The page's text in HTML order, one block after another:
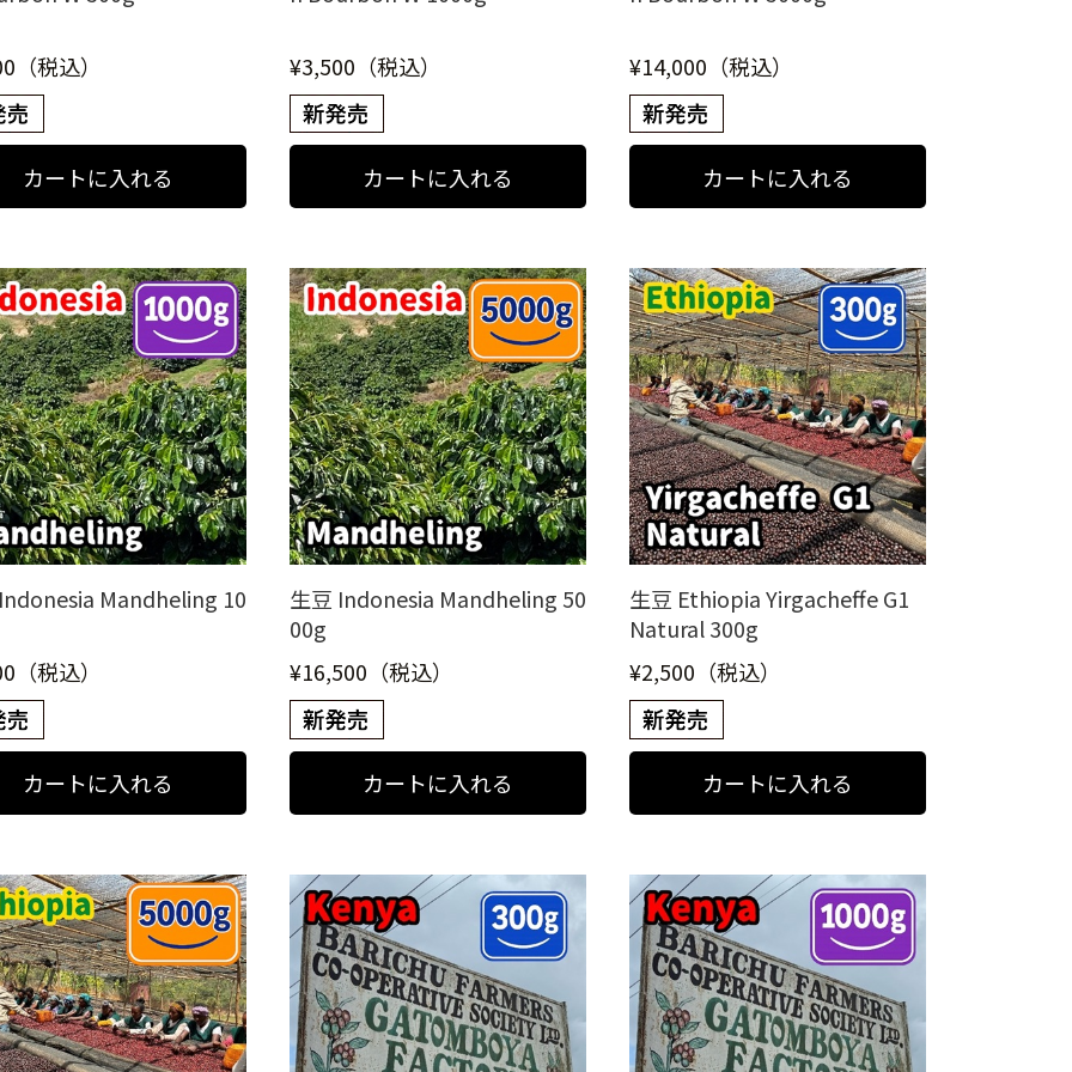
（税込） ¥3,500（税込） ¥14,000（税込）
Mandheling 10
（税込）
生豆 Indonesia Mandheling 50
00g
¥16,500（税込）
生豆 Ethiopia Yirgacheffe G1
Natural 300g
¥2,500（税込）